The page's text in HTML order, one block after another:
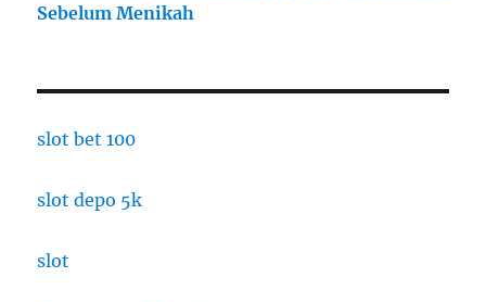
Sebelum Menikah
slot bet 100
slot depo 5k
slot